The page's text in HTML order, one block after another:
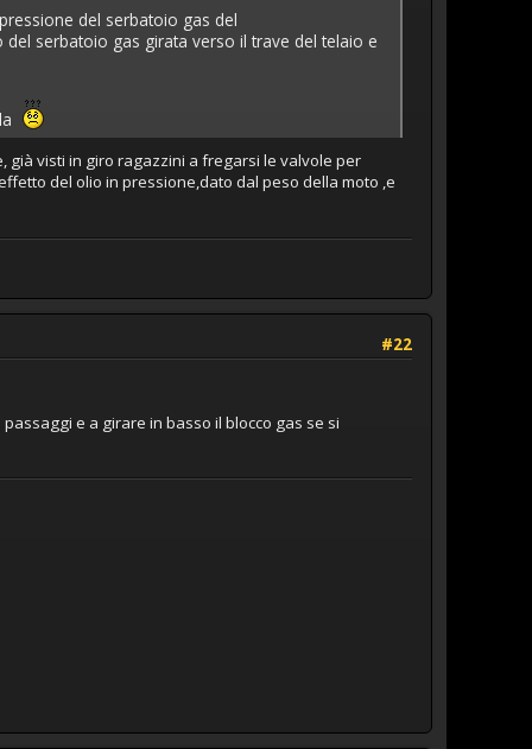
del serbatoio gas del
serbatoio gas girata verso il trave del telaio e
visti in giro ragazzini a fregarsi le valvole per
del olio in pressione,dato dal peso della moto ,e
#22
e a girare in basso il blocco gas se si